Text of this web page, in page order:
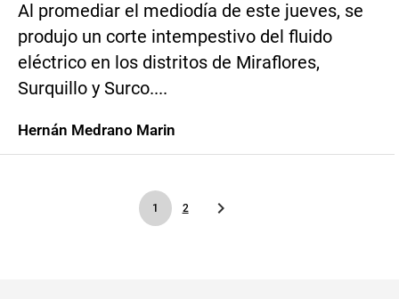
Al promediar el mediodía de este jueves, se
produjo un corte intempestivo del fluido
eléctrico en los distritos de Miraflores,
Surquillo y Surco....
Hernán Medrano Marin
1 2